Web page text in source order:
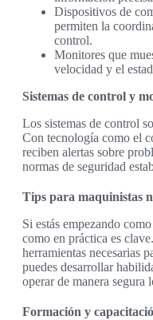
Dispositivos de
permiten la
control.
Monitores que
velocidad y el
Sistemas de control y
Los sistemas de control
Con tecnología como el
reciben alertas sobre
normas de seguridad
Tips para maquinistas
Si estás empezando
como en práctica es
herramientas necesarias
puedes desarrollar
operar de manera segura
Formación y